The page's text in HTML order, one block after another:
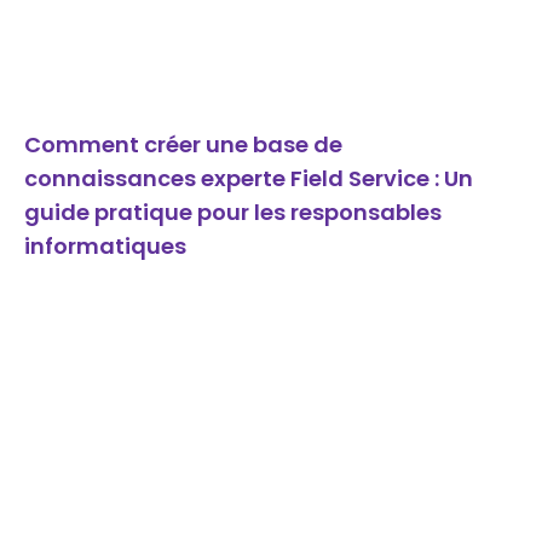
Comment créer une base de
connaissances experte Field Service : Un
guide pratique pour les responsables
informatiques